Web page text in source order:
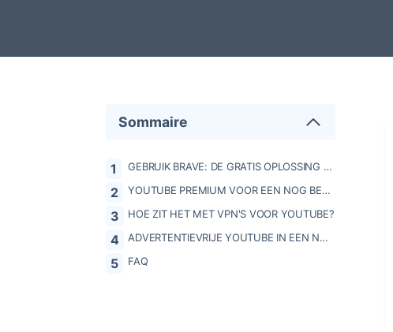
Sommaire
GEBRUIK BRAVE: DE GRATIS OPLOSSING VOOR RECLAMEVRIJE YOUTUBE
YOUTUBE PREMIUM VOOR EEN NOG BETERE, RECLAMEVRIJE ERVARING
HOE ZIT HET MET VPN'S VOOR YOUTUBE?
ADVERTENTIEVRIJE YOUTUBE IN EEN NOTENDOP
FAQ